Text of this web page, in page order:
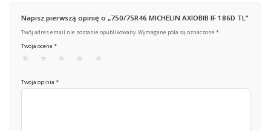
Napisz pierwszą opinię o „750/75R46 MICHELIN AXIOBIB IF 186D TL”
Twój adres email nie zostanie opublikowany. Wymagane pola są oznaczone *
Twoja ocena *
Twoja opinia *